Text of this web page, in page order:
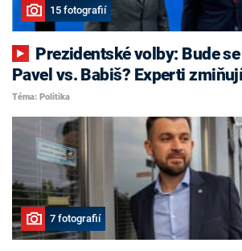
15 fotografií
Pavel vs. Babiš? Experti
Téma: Politika
7 fotografií